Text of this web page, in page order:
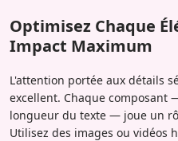
Optimisez Chaque
Impact Maximum
L'attention portée aux détails
excellent. Chaque composant
longueur du texte — joue un
Utilisez des images ou vidéos